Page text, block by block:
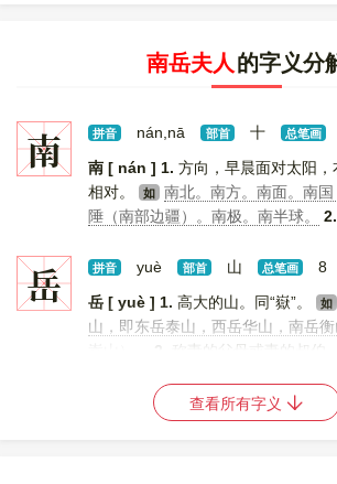
南岳夫人 的字义分
南 拼音 nán,nā 部首 十 总笔画
南 [ nán ] 1. 方向，早晨面对太阳，
相对。
如
南北。南方。南面。南
陲（南部边疆）。南极。南半球。
2.
尊敬或皈依，常加于佛、菩萨名的前
岳 拼音 yuè 部首 山 总笔画
8
岳 [ yuè ] 1. 高大的山。同“嶽”。 如
山，即东岳泰山，西岳华山，南岳
2. 称妻的父母或妻的叔伯。
查看所有字义